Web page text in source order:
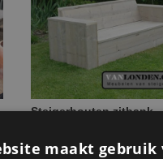
Steigerhouten zitbank
€439,95
maakt gebruik